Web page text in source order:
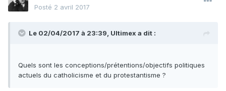
Posté 2 avril 2017
Le 02/04/2017 à 23:39, Ultimex a dit :
Quels sont les conceptions/prétentions/objectifs politiques
actuels du catholicisme et du protestantisme ?